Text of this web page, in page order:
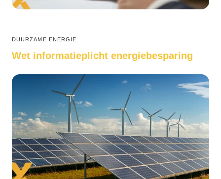
DUURZAME ENERGIE
Wet informatieplicht energiebesparing